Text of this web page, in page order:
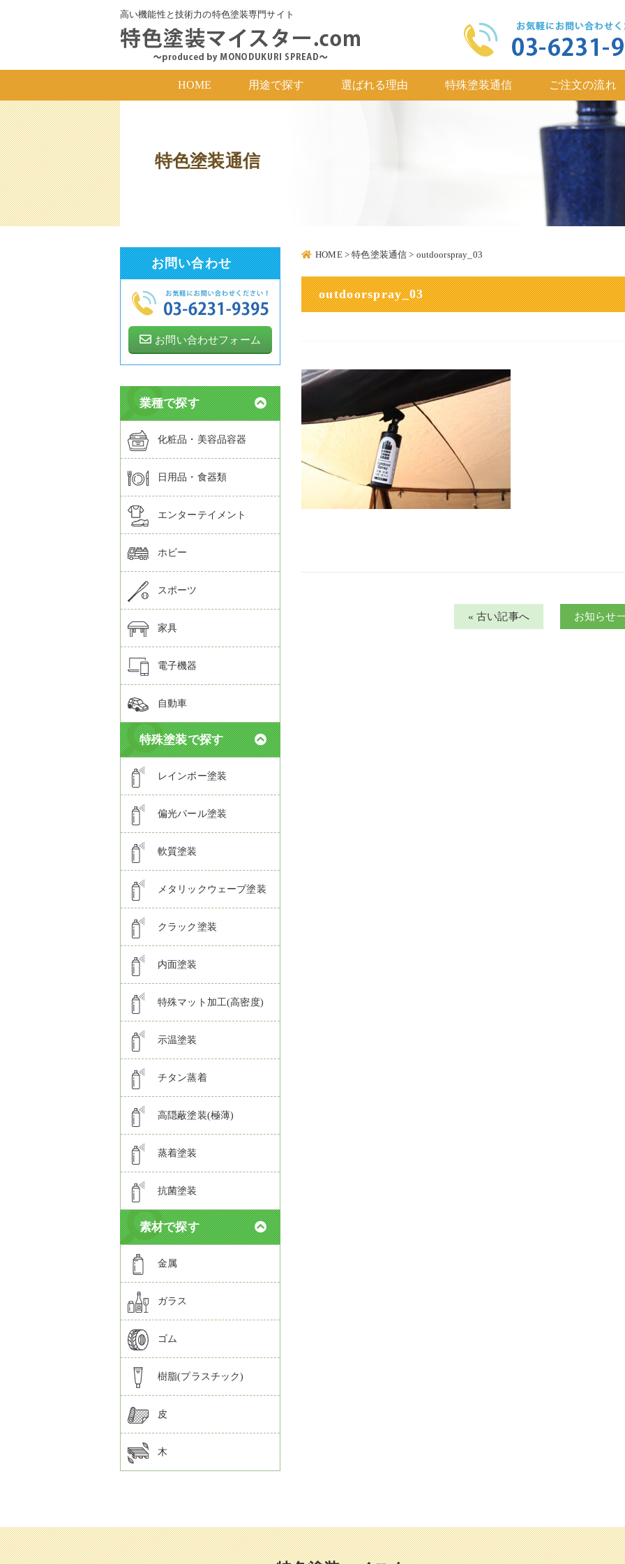
高い機能性と技術力の特色塗装専門サイト
HOME 用途で探す 選ばれる理由 特殊塗装通信 ご注文の流れ
特色塗装通信
HOME>特色塗装通信 > outdoorspray_03
outdoorspray_03
« 古い記事へ お知らせ
お問い合わせ
お問い合わせフォーム
業種で探す
化粧品・美容品容器
日用品・食器類
エンターテイメント
ホビー
スポーツ
家具
電子機器
自動車
特殊塗装で探す
レインボー塗装
偏光パール塗装
軟質塗装
メタリックウェーブ塗装
クラック塗装
内面塗装
特殊マット加工(高密度)
示温塗装
チタン蒸着
高隠蔽塗装(極薄)
蒸着塗装
抗菌塗装
素材で探す
金属
ガラス
ゴム
樹脂(プラスチック)
皮
木